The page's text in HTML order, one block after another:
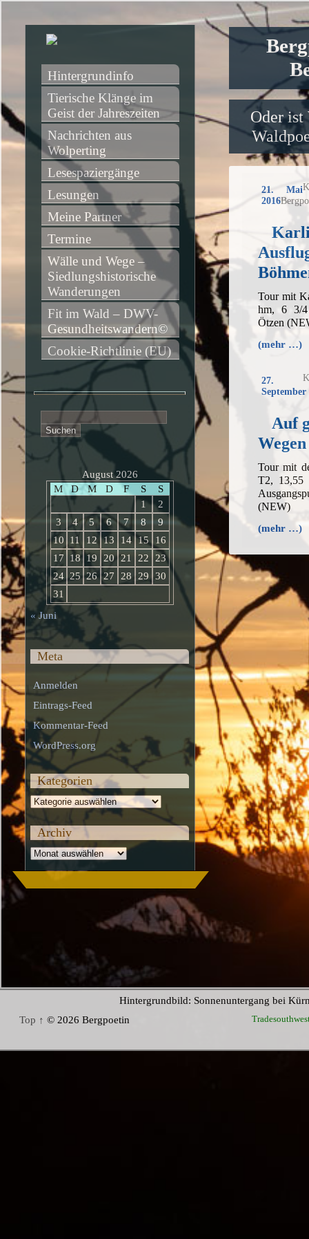
Oder ist
21. Mai
2016
Tour mit
hm, 6 3/4
Ötzen
(mehr …)
27.
September
Auf
Tour mit
T2,
(NEW)
(mehr …)
Hintergrundinfo
Tierische Klänge im
Geist der Jahreszeiten
Nachrichten aus
Wolperting
Lesespaziergänge
Lesungen
Meine Partner
Termine
Wälle und Wege –
Siedlungshistorische
Wanderungen
Fit im Wald – DWV-
Gesundheitswandern©
Cookie-Richtlinie (EU)
nach:
August 2026
M
D M D F S
S
1
2
3
4 5 6 7 8
9
10
11 12 13 14 15
16
17
18 19 20 21 22
23
24 25 26 27 28 29
30
31
« Juni
Meta
Anmelden
Eintrags-Feed
Kommentar-Feed
WordPress.org
Kategorien
Kategorien
Archiv
Archiv
Hintergrundbild: Sonnenuntergang bei
Top ↑ © 2026 Bergpoetin